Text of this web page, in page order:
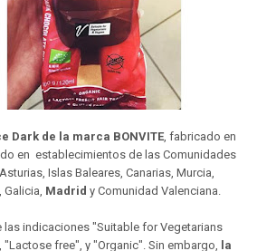
Dark de la marca BONVITE, fabricado en
en establecimientos de las Comunidades
Islas Baleares, Canarias, Murcia,
Galicia, Madrid y Comunidad Valenciana.
las indicaciones "Suitable for Vegetarians
"Lactose free", y "Organic". Sin embargo, la